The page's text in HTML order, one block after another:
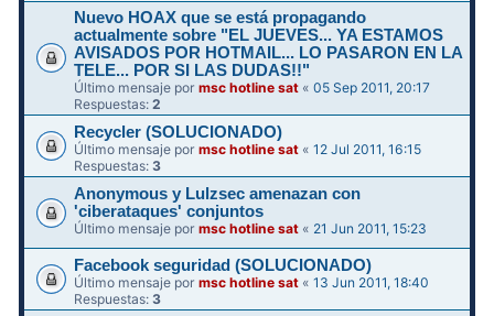
Nuevo HOAX que se está propagando
actualmente sobre "EL JUEVES... YA ESTAMOS
AVISADOS POR HOTMAIL... LO PASARON EN LA
TELE... POR SI LAS DUDAS!!"
Último mensaje pormsc hotline sat «05 Sep 2011, 20:17
Respuestas:2
Recycler (SOLUCIONADO)
Último mensaje pormsc hotline sat «12 Jul 2011, 16:15
Respuestas:3
Anonymous y Lulzsec amenazan con
'ciberataques' conjuntos
Último mensaje pormsc hotline sat « 21 Jun 2011, 15:23
Facebook seguridad (SOLUCIONADO)
Último mensaje pormsc hotline sat «13 Jun 2011, 18:40
Respuestas:3